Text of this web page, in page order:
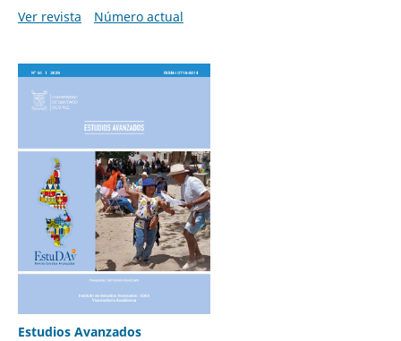
Ver revista
Número actual
Estudios Avanzados